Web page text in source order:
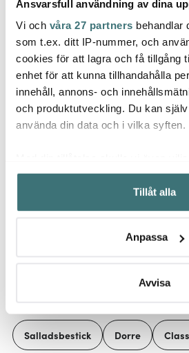
Ansvarsfull användning av dina
Vi och våra 27 partners behandlar
som t.ex. ditt IP-nummer, och
cookies för att lagra och få tillgång
enhet för att kunna tillhandahålla
innehåll, annons- och
och produktutveckling. Du kan
använda din data och i vilka syften.
Samla in information om din
kan ha en noggrannhet på upp
Identifiera din enhet genom att
Ta reda på mer om hur dina
Du kan ändra eller dra tillbaka ditt
Vi använder cookies för att
ska anpassas efter det som vi tror
Tillåt alla
Anpassa
Avvisa
Dorre
Sally Serveringsset Kniv
Och Spade 25 cm
149 kr 229 kr
I lager
Dorre
62 kr
I lager
Låt dig inspireras av
Salladsbestick Dorre